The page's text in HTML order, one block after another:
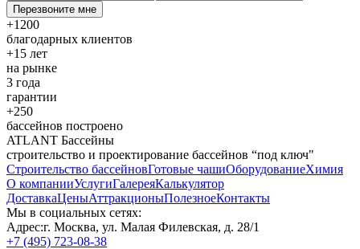
Перезвоните мне
+1200
благодарных клиентов
+15 лет
на рынке
3 года
гарантии
+250
бассейнов построено
ATLANT Бассейны
строительство и проектирование бассейнов “под ключ"
Строительство бассейновГотовые чашиОборудованиеХимия
О компанииУслугиГалереяКалькулятор
ДоставкаЦеныАттракционыПолезноеКонтакты
Мы в социальных сетях:
Адрес:г. Москва, ул. Малая Филевская, д. 28/1
+7 (495) 723-08-38